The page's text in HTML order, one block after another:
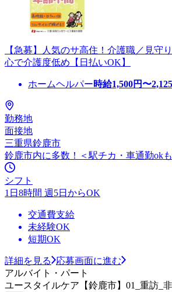
【急募】人気のサ高住！介護職／見守
心で介護度低め【日払いOK】
ホームヘルパー時給1,500円〜2,125
勤務地
面接地
三重県鈴鹿市
鈴鹿市内に多数！＜駅チカ・車通勤ok
シフト
1日8時間 週5日からOK
交通費支給
未経験OK
短期OK
詳細を見る
応募画面に進む
アルバイト・パート
ユースタイルケア【鈴鹿市】01_重訪_